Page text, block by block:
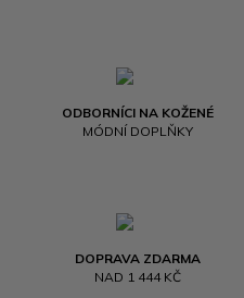
ODBORNÍCI NA KOŽENÉ
MÓDNÍ DOPLŇKY
DOPRAVA ZDARMA
NAD 1 444 KČ